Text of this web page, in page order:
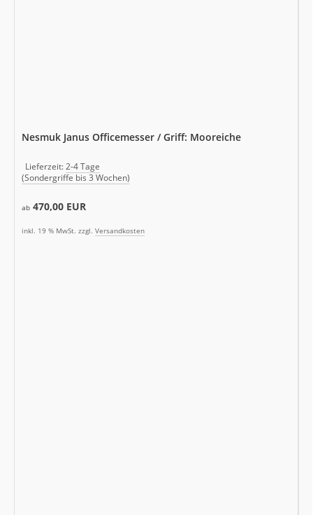
Nesmuk Janus Officemesser / Griff: Mooreiche
Lieferzeit:2-4 Tage
(Sondergriffe bis 3 Wochen)
ab 470,00 EUR
inkl. 19 % MwSt. zzgl. Versandkosten